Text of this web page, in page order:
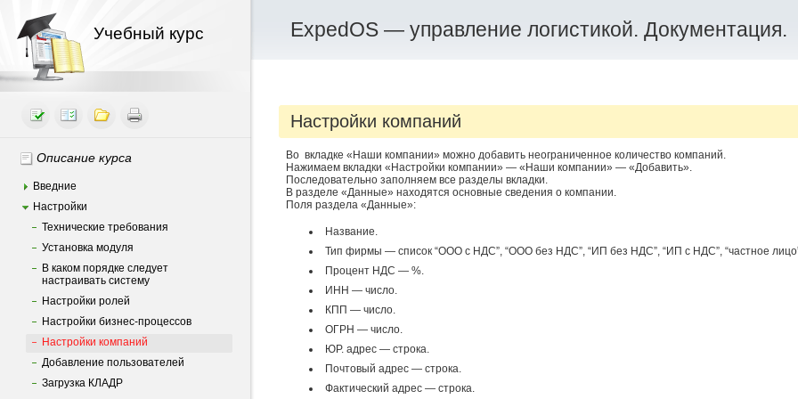
Учебный курс ExpedOS — управление логистикой. Документация.
Настройки компаний
Описание курса
Введние
Настройки
Технические требования
Установка модуля
В каком порядке следует
настраивать систему
Настройки ролей
Настройки бизнес-процессов
Настройки компаний
Добавление пользователей
Загрузка КЛАДР
Во вкладке «Наши компании» можно добавить неограниченное количество компаний.
Нажимаем вкладки «Настройки компании» — «Наши компании» — «Добавить».
Последовательно заполняем все разделы вкладки.
В разделе «Данные» находятся основные сведения о компании.
Поля раздела «Данные»:
Название.
Тип фирмы — список “ООО с НДС”, “ООО без НДС”, “ИП без НДС”, “ИП с НДС”, “частное
Процент НДС — %.
ИНН — число.
КПП — число.
ОГРН — число.
ЮР. адрес — строка.
Почтовый адрес — строка.
Фактический адрес — строка.